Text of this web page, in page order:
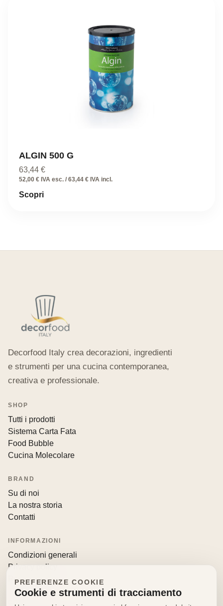
ALGIN 500 G
63,44 €
52,00 € IVA esc. / 63,44 € IVA incl.
Scopri
Decorfood Italy crea decorazioni, ingredienti
e strumenti per una cucina contemporanea,
creativa e professionale.
SHOP
Tutti i prodotti
Sistema Carta Fata
Food Bubble
Cucina Molecolare
BRAND
Su di noi
La nostra storia
Contatti
INFORMAZIONI
Condizioni generali
Privacy policy
Resi e recessi
PREFERENZE COOKIE
Cookie e strumenti di tracciamento